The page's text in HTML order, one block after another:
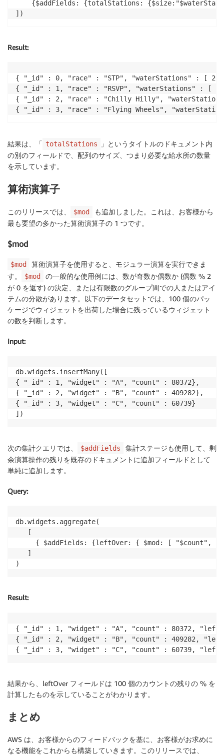
])
Result:
{ "_id" : 0, "race" : "STP", "waterStations" : [
{ "_id" : 1, "race" : "RSVP", "waterStations" : [
{ "_id" : 2, "race" : "Chilly Hilly",
結果は、「 totalStations
」というタイトルのドキュメント内
の別のフィールドで、配列のサイズ、つまり必要な給水所の数量
を示しています。
算術演算子
このリリースでは、 $mod
も追加しました。これは、お客様から
最も要望の多かった算術演算子の 1 つです。
$mod
$mod
算術演算子を使用すると、モジュラー演算を実行できま
す。
$mod
の一般的な使用例には、数が奇数か偶数か (偶数 % 2
が 0 を返す) の決定、または有限数のグループ間での人またはアイ
テムの分散があります。以下のデータセットでは、100 個のパッ
ケージでウィジェットを出荷した場合に残っているウィジェット
の数を判断します。
Input:
db.widgets.insertMany([
{ "_id" : 1, "widget" : "A", "count" : 80372},
{ "_id" : 2, "widget" : "B", "count" : 409282},
{ "_id" : 3, "widget" : "C", "count" : 60739}
])
次の集計クエリでは、 $addFields
集計ステージも使用して、剰
余演算操作の残りを既存のドキュメントに追加フィールドとして
単純に追加します。
Query:
db.widgets.aggregate(
   [
{ $addFields: {leftOver: { $mod: [ "$count",
   ]
)
Result:
{ "_id" : 1, "widget" : "A", "count" : 80372,
{ "_id" : 2, "widget" : "B", "count" : 409282,
{ "_id" : 3, "widget" : "C", "count" : 60739,
結果から、leftOver フィールドは 100 個のカウントの残りの % を
計算したものを示していることがわかります。
まとめ
AWS は、お客様からのフィードバックを基に、お客様がお求めに
なる機能をこれからも構築していきます。このリリースでは、